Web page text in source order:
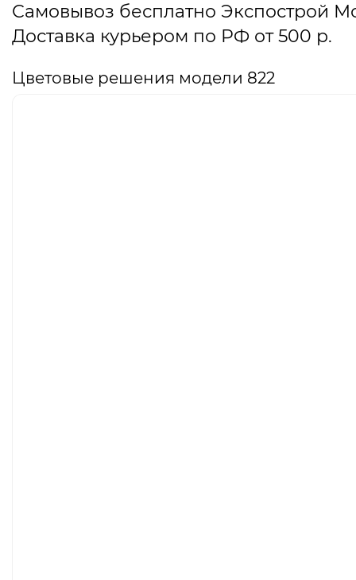
Самовывоз бесплатно Экспострой
Доставка курьером по РФ от 500 р.
Цветовые решения модели 822